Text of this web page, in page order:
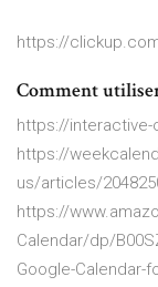
https://
Comment
https://
https://
us/articles/
https://
Calendar/dp/
Google-Calendar-